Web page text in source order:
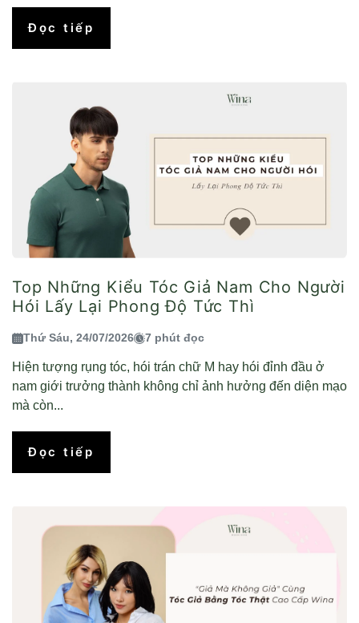
Đọc tiếp
Top Những Kiểu Tóc Giả Nam Cho Người
Hói Lấy Lại Phong Độ Tức Thì
Thứ Sáu, 24/07/2026 7 phút đọc
Hiện tượng rụng tóc, hói trán chữ M hay hói đỉnh đầu ở
nam giới trưởng thành không chỉ ảnh hưởng đến diện mạo
mà còn...
Đọc tiếp